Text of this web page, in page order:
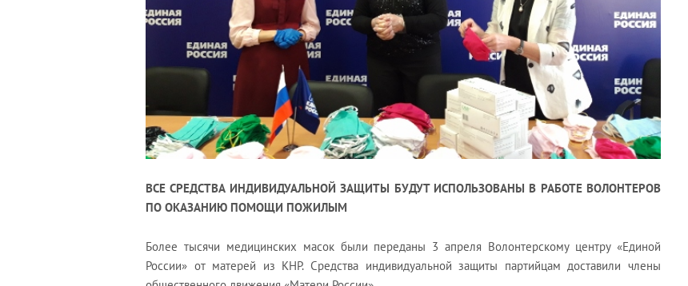
ВСЕ СРЕДСТВА ИНДИВИДУАЛЬНОЙ ЗАЩИТЫ БУДУТ ИСПОЛЬЗОВАНЫ В РАБОТЕ ВОЛОНТЕРОВ
ПО ОКАЗАНИЮ ПОМОЩИ ПОЖИЛЫМ
Более тысячи медицинских масок были переданы 3 апреля Волонтерскому центру «Единой
России» от матерей из КНР. Средства индивидуальной защиты партийцам доставили члены